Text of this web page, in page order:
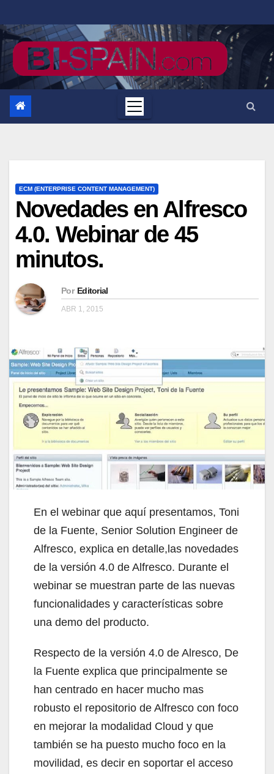
al
contenido
ECM (ENTERPRISE CONTENT MANAGEMENT)
Novedades en Alfresco
4.0. Webinar de 45
minutos.
Por Editorial
ABR 1, 2015
En el webinar que aquí presentamos, Toni
de la Fuente, Senior Solution Engineer de
Alfresco, explica en detalle,las novedades
de la versión 4.0 de Alfresco. Durante el
webinar se muestran parte de las nuevas
funcionalidades y características sobre
una demo del producto.
Respecto de la versión 4.0 de Alresco, De
la Fuente explica que principalmente se
han centrado en hacer mucho mas
robusto el repositorio de Alfresco con foco
en mejorar la modalidad Cloud y que
también se ha puesto mucho foco en la
movilidad, es decir en soportar el acceso